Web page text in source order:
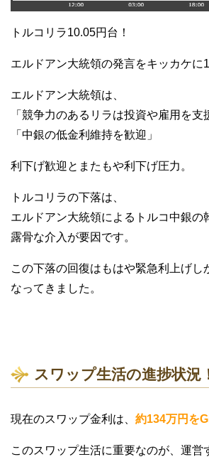
トルコリラ10.05円台！
エルドアン大統領の発言をキッカケに
エルドアン大統領は、
「競争力のあるリラは投資や雇用を支
「中銀の低金利維持を歓迎」
利下げ歓迎とまたもや利下げ圧力。
トルコリラの下落は、
エルドアン大統領によるトルコ中銀の
露骨な介入が要因です。
この下落の回復はもはや緊急利上げし
なってきました。
スワップ生活の進捗状況
現在のスワップ金利は、 約134万円を
このスワップ生活に重要なのが、運営